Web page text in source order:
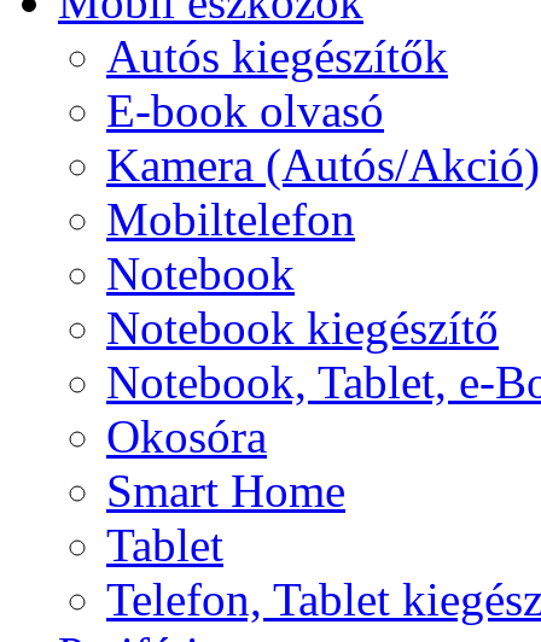
Autós kiegészítők
E-book olvasó
Kamera (Autós/Akció)
Mobiltelefon
Notebook
Notebook kiegészítő
Notebook, Tablet, e-
Okosóra
Smart Home
Tablet
Telefon, Tablet